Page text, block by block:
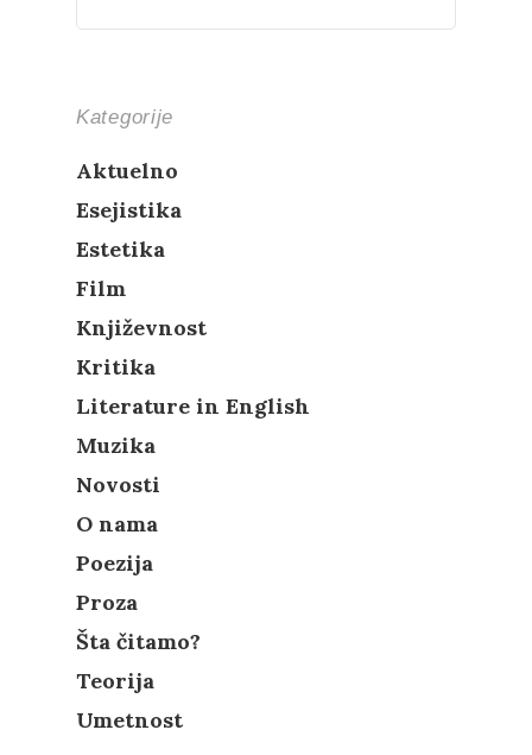
Kategorije
Aktuelno
Esejistika
Estetika
Film
Književnost
Kritika
Literature in English
Muzika
Novosti
O nama
Poezija
Proza
Šta čitamo?
Teorija
Umetnost